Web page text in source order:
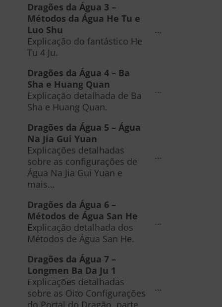
Dragões da Água 3 –
Métodos da Água He Tu e
Luo Shu
Explicação do fantástico He
Tu 4 Ju.
…
Dragões da Água 4 – Ba
Sha e Huang Quan
Explicação detalhada de Ba
Sha e Huang Quan.
…
Dragões da Água 5 – Água
Na Jia Gui Yuan
Explicações detalhadas
sobre as configurações de
Água Na Jia Gui Yuan e
mais…
…
Dragões da Água 6 –
Métodos de Água San He
Explicação detalhada dos
Métodos de Água San He.
…
Dragões da Água 7 –
Longmen Ba Da Ju 1
Explicações detalhadas
sobre as Oito Configurações
do Portal do Dragão, parte
…